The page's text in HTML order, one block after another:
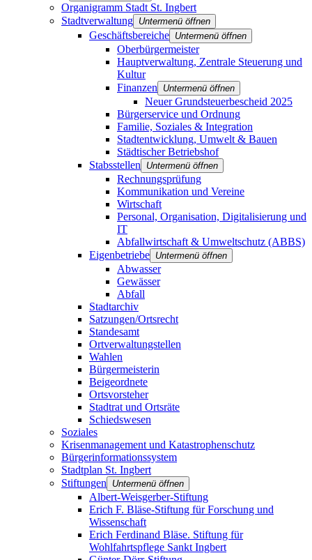
Organigramm Stadt St. Ingbert
Stadtverwaltung Untermenü öffnen
Geschäftsbereiche Untermenü öffnen
Oberbürgermeister
Hauptverwaltung, Zentrale Steuerung und
Kultur
Finanzen
Untermenü öffnen
Neuer Grundsteuerbescheid 2025
Bürgerservice und Ordnung
Familie, Soziales & Integration
Stadtentwicklung, Umwelt & Bauen
Städtischer Betriebshof
Stabsstellen
Untermenü öffnen
Rechnungsprüfung
Kommunikation und Vereine
Wirtschaft
Personal, Organisation, Digitalisierung und
IT
Abfallwirtschaft & Umweltschutz (ABBS)
Eigenbetriebe Untermenü öffnen
Abwasser
Gewässer
Abfall
Stadtarchiv
Satzungen/Ortsrecht
Standesamt
Ortverwaltungstellen
Wahlen
Bürgermeisterin
Beigeordnete
Ortsvorsteher
Stadtrat und Ortsräte
Schiedswesen
Soziales
Krisenmanagement und Katastrophenschutz
Bürgerinformationssystem
Stadtplan St. Ingbert
Stiftungen
Untermenü öffnen
Albert-Weisgerber-Stiftung
Erich F. Bläse-Stiftung für Forschung und
Wissenschaft
Erich Ferdinand Bläse. Stiftung für
Wohlfahrtspflege Sankt Ingbert